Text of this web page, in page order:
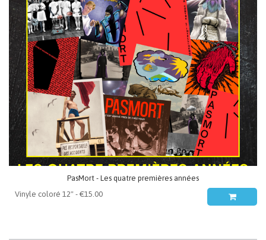
PasMort - Les quatre premières années